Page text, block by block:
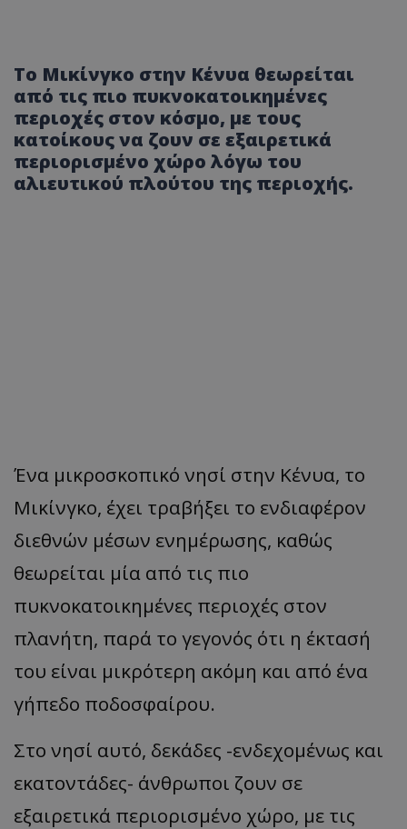
Το Μικίνγκο στην Κένυα θεωρείται
από τις πιο πυκνοκατοικημένες
περιοχές στον κόσμο, με τους
κατοίκους να ζουν σε εξαιρετικά
περιορισμένο χώρο λόγω του
αλιευτικού πλούτου της περιοχής.
Ένα μικροσκοπικό νησί στην Κένυα, το
Μικίνγκο, έχει τραβήξει το ενδιαφέρον
διεθνών μέσων ενημέρωσης, καθώς
θεωρείται μία από τις πιο
πυκνοκατοικημένες περιοχές στον
πλανήτη, παρά το γεγονός ότι η έκτασή
του είναι μικρότερη ακόμη και από ένα
γήπεδο ποδοσφαίρου.
Στο νησί αυτό, δεκάδες -ενδεχομένως και
εκατοντάδες- άνθρωποι ζουν σε
εξαιρετικά περιορισμένο χώρο, με τις